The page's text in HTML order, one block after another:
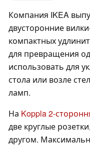
Компания IKEA
двусторонние
компактных
для превращения
использовать для
стола или возле
ламп.
На Koppla 2-
две круглые
другом.